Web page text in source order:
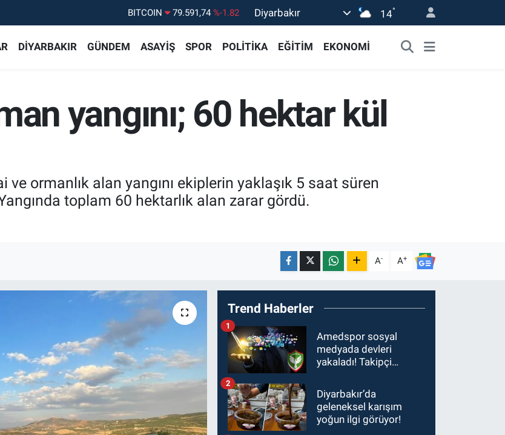
DOLAR 45,43620 %0.02
14.598,00 %0
BITCOIN
79.591,74 %-1.82
Diyarbakır 14°
DİYARBAKIR GÜNDEM ASAYİŞ SPOR POLİTİKA EĞİTİM EKONOMİ
yangını; 60 hektar kül
ve ormanlık alan yangını ekiplerin yaklaşık 5 saat süren
toplam 60 hektarlık alan zarar gördü.
A- A+
Trend Haberler
Amedspor sosyal
medyada devleri
yakaladı! Takipçi
zirvesine oynuyor
1
Diyarbakır’da
geleneksel karışım
yoğun ilgi görüyor!
2